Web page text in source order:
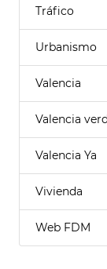
Tráfico
Urbanismo
Valencia
Valencia
Valencia Ya
Vivienda
Web FDM